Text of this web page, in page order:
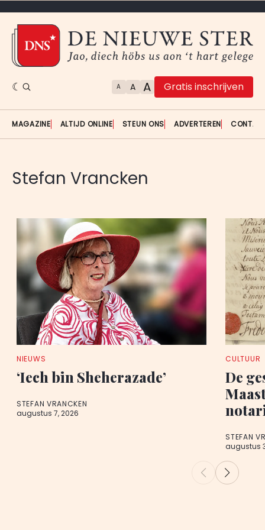
A A A Gratis inschrijven
MAGAZINE ALTIJD ONLINE STEUN ONS ADVERTEREN
Stefan Vrancken
NIEUWS
‘Iech bin Sheherazade’
STEFAN VRANCKEN
augustus 7, 2026
CULTUUR
De
STEFAN
augustus